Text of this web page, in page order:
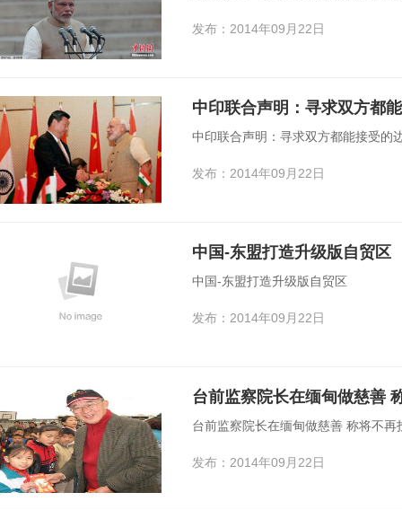
发布：2014年09月22日
中印联合声明：寻求双方都
中印联合声明：寻求双方都能接受的
发布：2014年09月22日
中国-东盟打造升级版自贸区
中国-东盟打造升级版自贸区
发布：2014年09月22日
台前监察院长在缅甸做慈善
台前监察院长在缅甸做慈善 称将不再
发布：2014年09月22日